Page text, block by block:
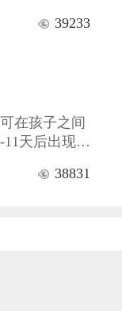
部降温。 出
39233
在孩子之间
天后出现症
孩子精神头
38831